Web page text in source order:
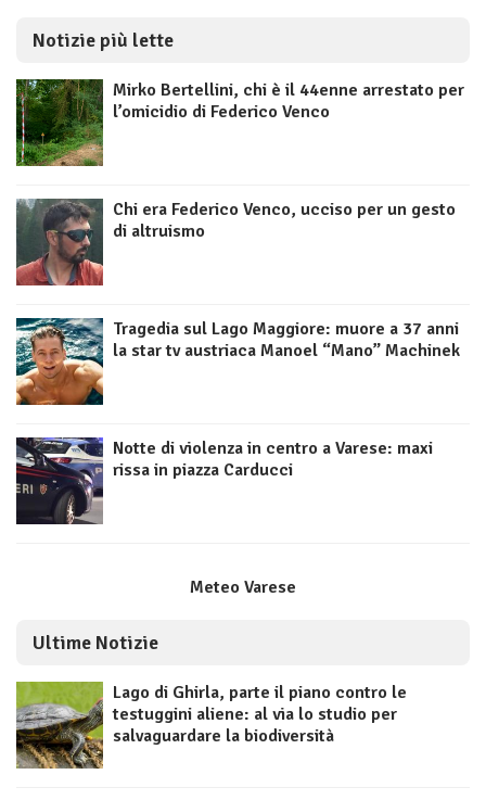
Notizie più lette
Mirko Bertellini, chi è il 44enne arrestato per
l’omicidio di Federico Venco
Chi era Federico Venco, ucciso per un gesto
di altruismo
Tragedia sul Lago Maggiore: muore a 37 anni
la star tv austriaca Manoel “Mano” Machinek
Notte di violenza in centro a Varese: maxi
rissa in piazza Carducci
Meteo Varese
Ultime Notizie
Lago di Ghirla, parte il piano contro le
testuggini aliene: al via lo studio per
salvaguardare la biodiversità